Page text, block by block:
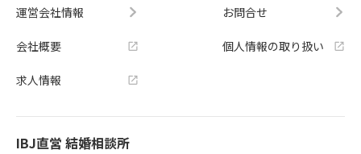
運営会社情報
会社概要
求人情報
お問合せ
個人情報の取り扱い
IBJ直営 結婚相談所